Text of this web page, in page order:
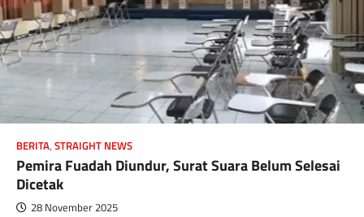
BERITA, STRAIGHT NEWS
Pemira Fuadah Diundur, Surat Suara Belum Selesai
Dicetak
28 November 2025